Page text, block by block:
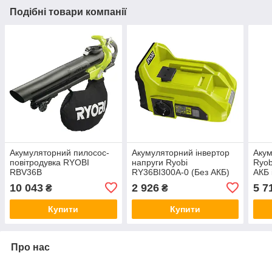
Подібні товари компанії
Акумуляторний пилосос-
повітродувка RYOBI
RBV36B
10 043 ₴
Купити
Акумуляторний інвертор
напруги Ryobi
RY36BI300A-0 (Без АКБ)
2 926₴
Купити
АКБ
5
Про нас